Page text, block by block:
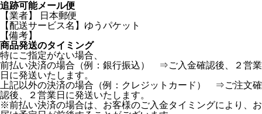
追跡可能メール便
【業者】 日本郵便
【配送サービス名】ゆうパケット
【備考】
商品発送のタイミング
特にご指定がない場合、
前払い決済の場合（例：銀行振込） ⇒ご入金確認後、２営業
日に発送いたします。
上記以外の決済の場合（例：クレジットカード） ⇒ご注文確
認後、２営業日に発送いたします。
※前払い決済の場合は、お客様のご入金タイミングにより、お